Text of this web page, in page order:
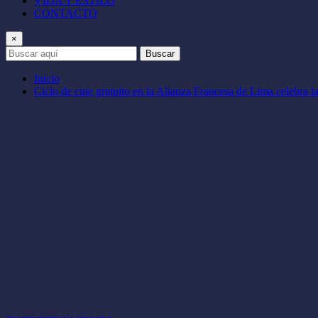
CONTACTO
×
Buscar
Inicio
Ciclo de cine gratuito en la Alianza Francesa de Lima celebra